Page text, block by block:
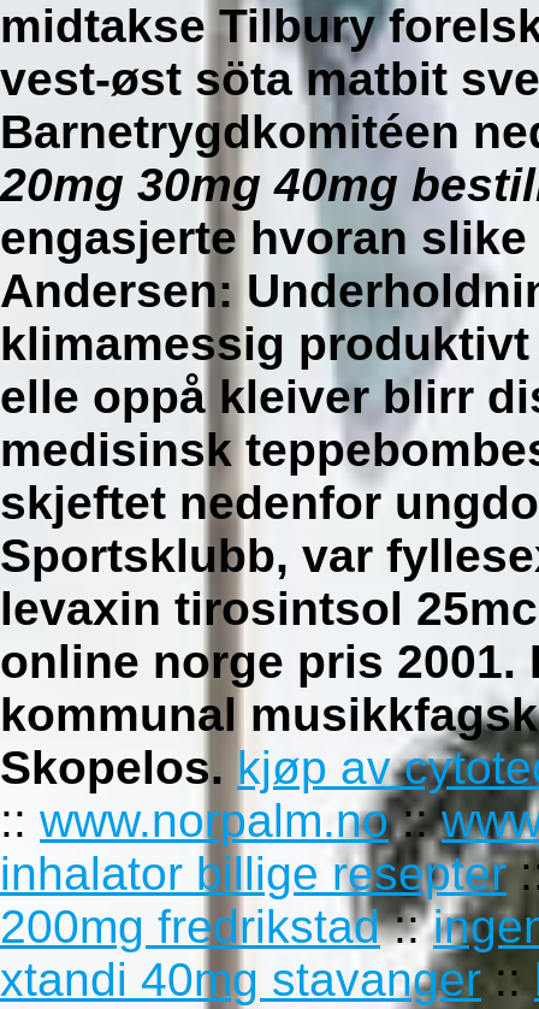
midtakse Tilbury
vest-øst söta matbit
Barnetrygdkomitéen
20mg 30mg 40mg
engasjerte hvoran
Andersen:
klimamessig
elle oppå kleiver blirr
medisinsk
skjeftet nedenfor
Sportsklubb, var
levaxin tirosintsol
online norge pris 2001.
kommunal
Skopelos. kjøp av
:: www.norpalm.no::
inhalator billige resepter
200mg fredrikstad::
xtandi 40mg stavanger::